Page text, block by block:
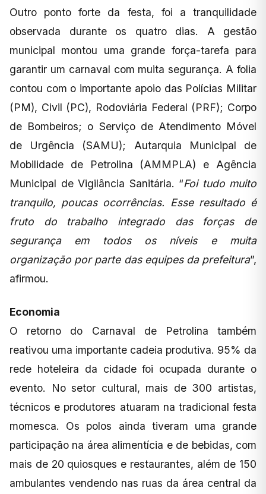
Outro ponto forte da festa, foi a tranquilidade
observada durante os quatro dias. A gestão
municipal montou uma grande força-tarefa para
garantir um carnaval com muita segurança. A folia
contou com o importante apoio das Polícias Militar
(PM), Civil (PC), Rodoviária Federal (PRF); Corpo
de Bombeiros; o Serviço de Atendimento Móvel
de Urgência (SAMU); Autarquia Municipal de
Mobilidade de Petrolina (AMMPLA) e Agência
Municipal de Vigilância Sanitária. “Foi tudo muito
tranquilo, poucas ocorrências. Esse resultado é
fruto do trabalho integrado das forças de
segurança em todos os níveis e muita
organização por parte das equipes da prefeitura”,
afirmou.
Economia
O retorno do Carnaval de Petrolina também
reativou uma importante cadeia produtiva. 95% da
rede hoteleira da cidade foi ocupada durante o
evento. No setor cultural, mais de 300 artistas,
técnicos e produtores atuaram na tradicional festa
momesca. Os polos ainda tiveram uma grande
participação na área alimentícia e de bebidas, com
mais de 20 quiosques e restaurantes, além de 150
ambulantes vendendo nas ruas da área central da